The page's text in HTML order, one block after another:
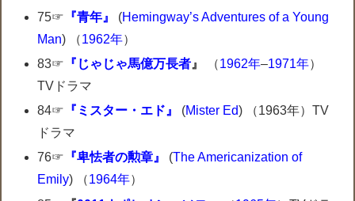
75☞ 『青年』 (Hemingway’s Adventures of a Young
Man) （1962年）
83☞ 『じゃじゃ馬億万長者 』 （1962年–1971年）
TVドラマ
84☞ 『ミスター・エド』 (Mister Ed) （1963年）TV
ドラマ
76☞ 『卑怯者の勲章』 (The Americanization of
Emily) （1964年）